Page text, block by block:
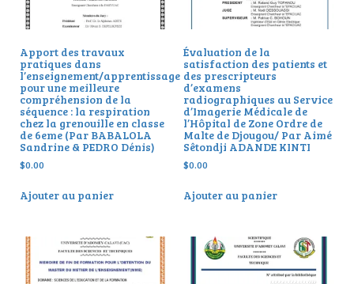
Apport des travaux
pratiques dans
l’enseignement/apprentissage
pour une meilleure
compréhension de la
séquence : la respiration
chez la grenouille en classe
de 6eme (Par BABALOLA
Sandrine & PEDRO Dénis)
$0.00
Ajouter au panier
Évaluation de la
satisfaction des patients et
des prescripteurs
d’examens
radiographiques au Service
d’Imagerie Médicale de
l’Hôpital de Zone Ordre de
Malte de Djougou/ Par Aimé
Sêtondji ADANDE KINTI
$0.00
Ajouter au panier